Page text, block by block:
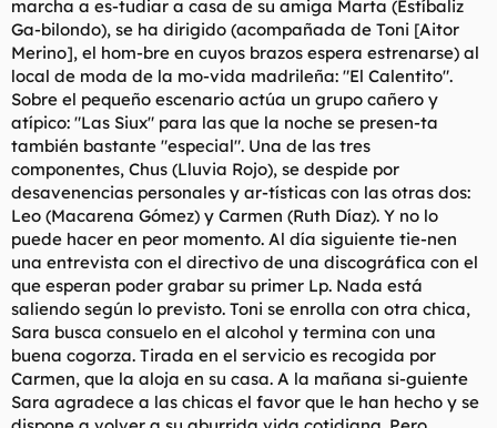
marcha a es-tudiar a casa de su amiga Marta (Estíbaliz
Ga-bilondo), se ha dirigido (acompañada de Toni [Aitor
Merino], el hom-bre en cuyos brazos espera estrenarse) al
local de moda de la mo-vida madrileña: "El Calentito".
Sobre el pequeño escenario actúa un grupo cañero y
atípico: "Las Siux" para las que la noche se presen-ta
también bastante "especial". Una de las tres
componentes, Chus (Lluvia Rojo), se despide por
desavenencias personales y ar-tísticas con las otras dos:
Leo (Macarena Gómez) y Carmen (Ruth Díaz). Y no lo
puede hacer en peor momento. Al día siguiente tie-nen
una entrevista con el directivo de una discográfica con el
que esperan poder grabar su primer Lp. Nada está
saliendo según lo previsto. Toni se enrolla con otra chica,
Sara busca consuelo en el alcohol y termina con una
buena cogorza. Tirada en el servicio es recogida por
Carmen, que la aloja en su casa. A la mañana si-guiente
Sara agradece a las chicas el favor que le han hecho y se